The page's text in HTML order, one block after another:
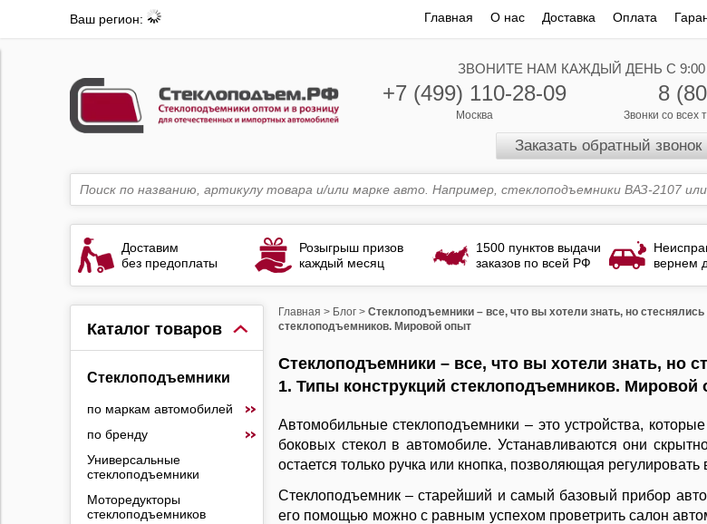
Ваш регион: Главная О нас Доставка Оплата
ЗВОНИТЕ НАМ КАЖДЫЙ ДЕНЬ С 9:00
+7 (499) 110-28-09
Москва
8
Звонки со всех
Заказать обратный звонок
Доставим
без предоплаты
Розыгрыш призов
каждый месяц
1500 пунктов выдачи
заказов по всей РФ
вернем
Каталог товаров
Стеклоподъемники
по маркам автомобилей
по бренду
Универсальные
стеклоподъемники
Моторедукторы
стеклоподъемников
Главная > Блог > Стеклоподъемники – все, что вы хотели знать, но
стеклоподъемников. Мировой опыт
Стеклоподъемники – все, что вы хотели знать, но
1. Типы конструкций стеклоподъемников. Мировой
Автомобильные стеклоподъемники – это устройства,
боковых стекол в автомобиле. Устанавливаются они
остается только ручка или кнопка, позволяющая
Стеклоподъемник – старейший и самый базовый прибор
его помощью можно с равным успехом проветрить салон